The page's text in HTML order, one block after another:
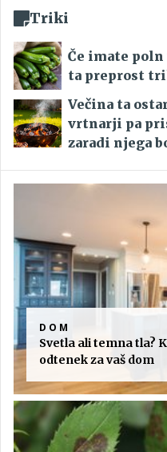
Triki
Če imate
ta preprost
Večina ta
vrtnarji pa
zaradi njega
DOM
Svetla ali temna tla?
odtenek za vaš dom